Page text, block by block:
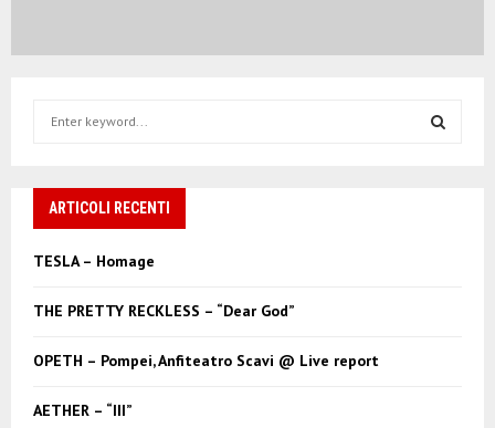
h
o
ARTICOLI RECENTI
TESLA – Homage
THE PRETTY RECKLESS – “Dear God”
OPETH – Pompei, Anfiteatro Scavi @ Live report
AETHER – “III”